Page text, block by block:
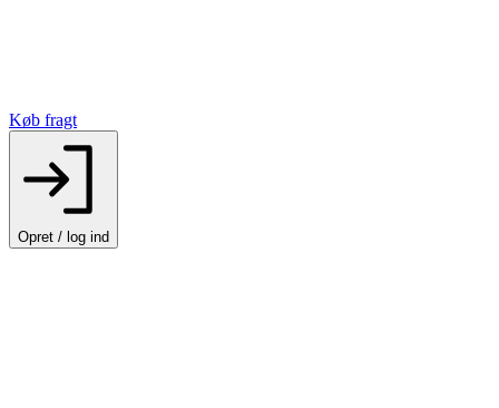
Køb fragt
Opret / log ind